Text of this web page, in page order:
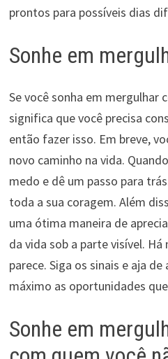
prontos para possíveis dias
Sonhe em
Se você sonha em mergulhar
significa que você precisa
então fazer isso. Em breve,
novo caminho na vida.
medo e dê um passo para
toda a sua coragem. Além
uma ótima maneira de
da vida sob a parte visível.
parece. Siga os sinais e aja
máximo as oportunidades
Sonhe em